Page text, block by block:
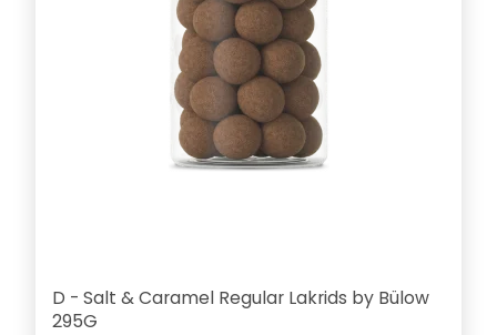
D - Salt & Caramel Regular Lakrids by Bülow
295G